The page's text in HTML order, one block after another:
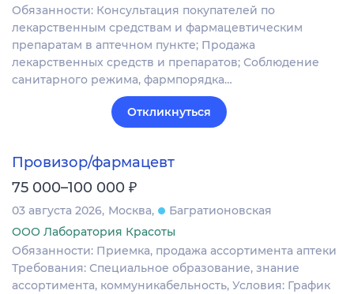
Обязанности: Консультация покупателей по
лекарственным средствам и фармацевтическим
препаратам в аптечном пункте; Продажа
лекарственных средств и препаратов; Соблюдение
санитарного режима, фармпорядка…
Откликнуться
Провизор/фармацевт
75 000–100 000 ₽
03 августа 2026 Москва
Багратионовская
ООО Лаборатория Красоты
Обязанности: Приемка, продажа ассортимента аптеки
Требования: Специальное образование, знание
ассортимента, коммуникабельность, Условия: График